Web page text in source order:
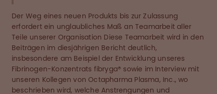
Der Weg eines neuen Produkts bis zur Zulassung
erfordert ein unglaubliches Maß an Teamarbeit aller
Teile unserer Organisation Diese Teamarbeit wird in den
Beiträgen im diesjährigen Bericht deutlich,
insbesondere am Beispiel der Entwicklung unseres
Fibrinogen-Konzentrats fibryga® sowie im Interview mit
unseren Kollegen von Octapharma Plasma, Inc., wo
beschrieben wird, welche Anstrengungen und